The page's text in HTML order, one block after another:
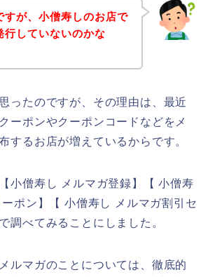
すが、小僧寿しのお店で
行していないのかな
ったのですが、その理由は、最近
ーポンやクーポンコードなどをメ
するお店が増えているからです。
小僧寿し メルマガ登録】【 小僧寿
ポン】【 小僧寿し メルマガ割引セ
調べてみることにしました。
ルマガのことについては、徹底的